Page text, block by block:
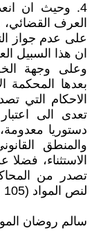
4. وحيث ان
العرف القضائي،
على عدم جواز
ان هذا السبيل
وعلى وجهة
بعدها المحكمة
الاحكام التي
تعدى الى
دستوريا
والمنطق
الاستثناء،
تصدر من
لنص المواد (105 و 106) من قانون الاثبات.
سالم روضان